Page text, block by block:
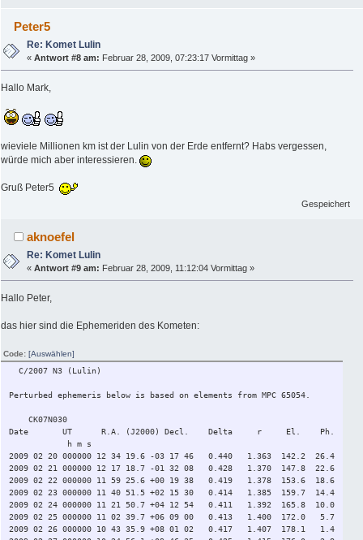
Peter5
Re: Komet Lulin
«Antwort #8 am: Februar 28, 2009, 07:23:17 Vormittag »
Hallo Mark,
wieviele Millionen km ist der Lulin von der Erde entfernt? Habs vergessen,
würde mich aber interessieren.
Gruß Peter5
Gespeichert
aknoefel
Re: Komet Lulin
«Antwort #9 am: Februar 28, 2009, 11:12:04 Vormittag »
Hallo Peter,
das hier sind die Ephemeriden des Kometen:
Code: [Auswählen]
C/2007 N3 (Lulin)
Perturbed ephemeris below is based on elements from MPC 65054.
CK07N030
Date UT R.A. (J2000) Decl. Delta r El. Ph. m1
h m s "/min
2009 02 20 000000 12 34 19.6 -03 17 46 0.440 1.363 142.2 26.4
2009 02 21 000000 12 17 18.7 -01 32 08 0.428 1.370 147.8 22.6
2009 02 22 000000 11 59 25.6 +00 19 38 0.419 1.378 153.6 18.6
2009 02 23 000000 11 40 51.5 +02 15 30 0.414 1.385 159.7 14.4
2009 02 24 000000 11 21 50.7 +04 12 54 0.411 1.392 165.8 10.0
2009 02 25 000000 11 02 39.7 +06 09 00 0.413 1.400 172.0 5.7
2009 02 26 000000 10 43 35.9 +08 01 02 0.417 1.407 178.1 1.4